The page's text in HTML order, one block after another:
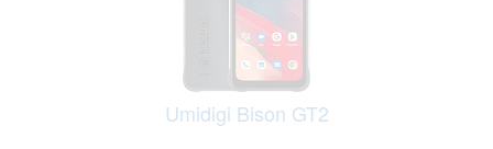
Umidigi Bison GT2